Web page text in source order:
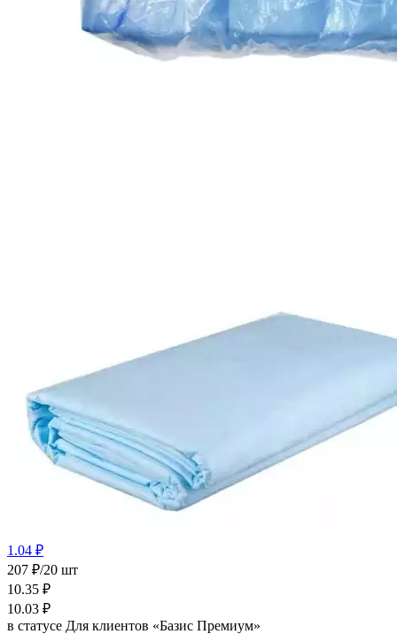
1.04 ₽
207 ₽/20 шт
10.35 ₽
10.03 ₽
в статусе Для клиентов «Базис Премиум»